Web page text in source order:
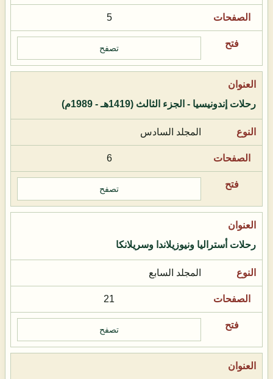
5
تصفح
رحلات إندونيسيا - الجزء الثالث (1419هـ - 1989م)
المجلد السادس
6
تصفح
رحلات أستراليا ونيوزيلاندا وسريلانكا
المجلد السابع
21
تصفح